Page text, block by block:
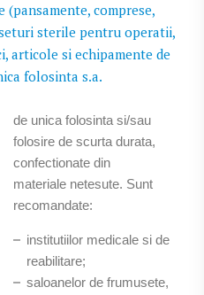
comprese,
sterile pentru operatii,
articole si echipamente de
folosinta s.a.
de unica folosinta si/sau
folosire de scurta durata,
confectionate din
materiale netesute. Sunt
recomandate:
institutiilor medicale si de
reabilitare;
saloanelor de frumusete,